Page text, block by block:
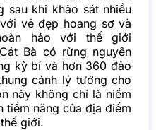
sau khi khảo sát nhiều
vẻ đẹp hoang sơ và
hảo với thế giới
Bà có rừng nguyên
kỳ bí và hơn 360 đảo
cảnh lý tưởng cho
này không chỉ là niềm
tiềm năng của địa điểm
giới.